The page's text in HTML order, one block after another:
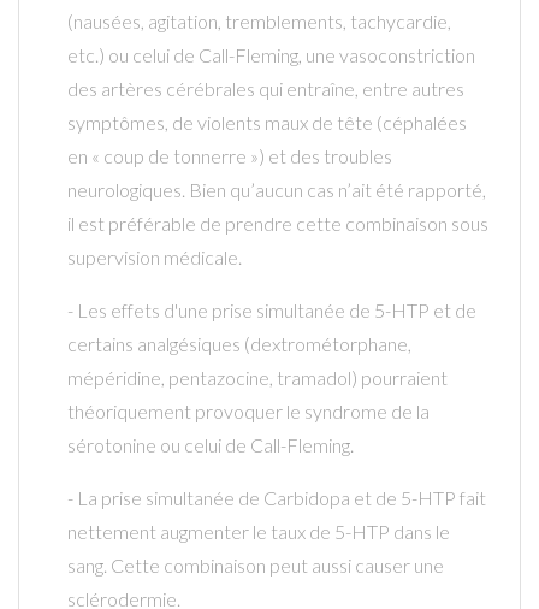
(nausées, agitation, tremblements, tachycardie,
etc.) ou celui de Call-Fleming, une vasoconstriction
des artères cérébrales qui entraîne, entre autres
symptômes, de violents maux de tête (céphalées
en « coup de tonnerre ») et des troubles
neurologiques. Bien qu’aucun cas n’ait été rapporté,
il est préférable de prendre cette combinaison sous
supervision médicale.
- Les effets d'une prise simultanée de 5-HTP et de
certains analgésiques (dextrométorphane,
mépéridine, pentazocine, tramadol) pourraient
théoriquement provoquer le syndrome de la
sérotonine ou celui de Call-Fleming.
- La prise simultanée de Carbidopa et de 5-HTP fait
nettement augmenter le taux de 5-HTP dans le
sang. Cette combinaison peut aussi causer une
sclérodermie.